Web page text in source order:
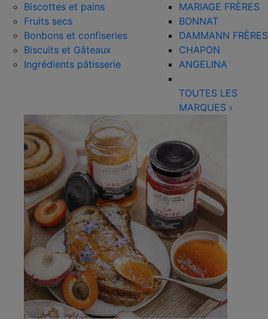
Biscottes et pains
Fruits secs
Bonbons et confiseries
Biscuits et Gâteaux
Ingrédients pâtisserie
MARIAGE FRÈRES
BONNAT
DAMMANN FRÈRES
CHAPON
ANGELINA
TOUTES LES
MARQUES ›